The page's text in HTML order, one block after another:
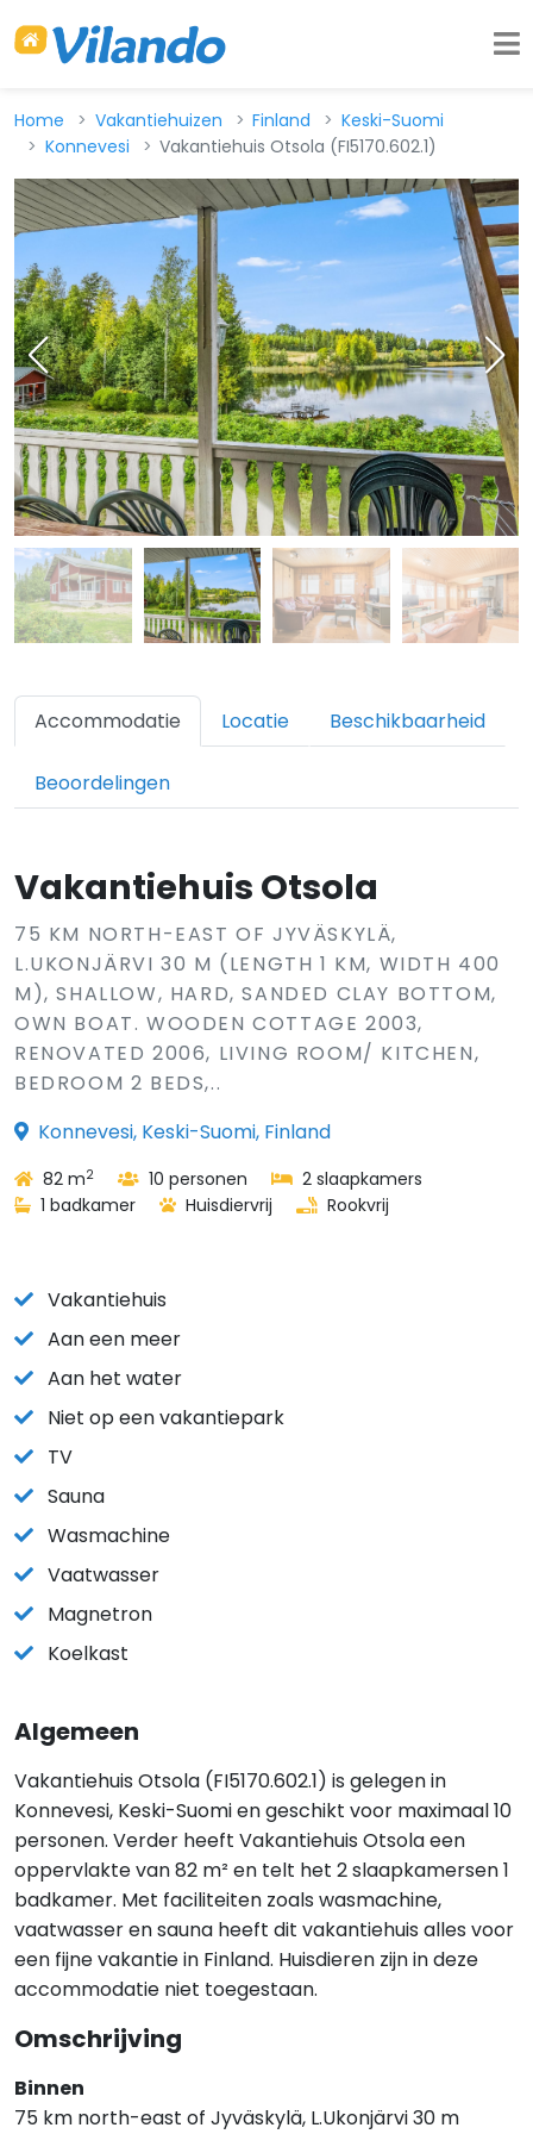
Home Vakantiehuizen Finland
Keski-Suomi
Konnevesi
Vakantiehuis Otsola (FI5170.602.1)
Accommodatie Locatie Beschikbaarheid
Beoordelingen
Vakantiehuis Otsola
75 KM NORTH-EAST OF JYVÄSKYLÄ,
L.UKONJÄRVI 30 M (LENGTH 1 KM, WIDTH 400
M), SHALLOW, HARD, SANDED CLAY BOTTOM,
OWN BOAT. WOODEN COTTAGE 2003,
RENOVATED 2006, LIVING ROOM/ KITCHEN,
BEDROOM 2 BEDS,..
Konnevesi, Keski-Suomi, Finland
82 m2 10 personen
2 slaapkamers
1 badkamer
Huisdiervrij Rookvrij
Vakantiehuis
Aan een meer
Aan het water
Niet op een vakantiepark
TV
Sauna
Wasmachine
Vaatwasser
Magnetron
Koelkast
Algemeen
Vakantiehuis Otsola (FI5170.602.1) is gelegen in
Konnevesi, Keski-Suomi en geschikt voor maximaal 10
personen. Verder heeft Vakantiehuis Otsola een
oppervlakte van 82 m² en telt het 2 slaapkamersen 1
badkamer. Met faciliteiten zoals wasmachine,
vaatwasser en sauna heeft dit vakantiehuis alles voor
een fijne vakantie in Finland. Huisdieren zijn in deze
accommodatie niet toegestaan.
Omschrijving
Binnen
75 km north-east of Jyväskylä, L.Ukonjärvi 30 m